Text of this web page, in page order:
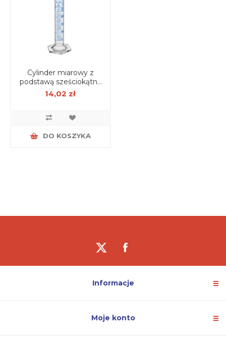
Cylinder miarowy z
podstawą sześciokątną
25 ml klasa A skala
niebieska, certyfikat
14,02 zł
DO KOSZYKA
Informacje
Moje konto